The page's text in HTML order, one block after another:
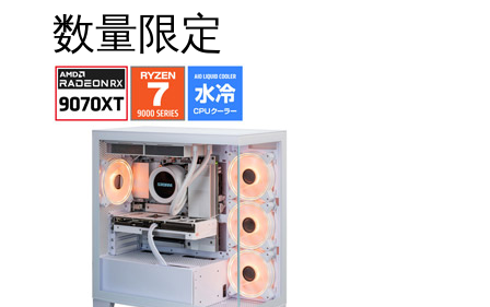
数量限定